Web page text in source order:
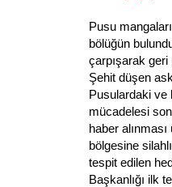
Pusu
bölüğün
çarpışarak geri
Şehit düşen
Pusulardaki ve
mücadelesi
haber
bölgesine
tespit edilen
Başkanlığı ilk